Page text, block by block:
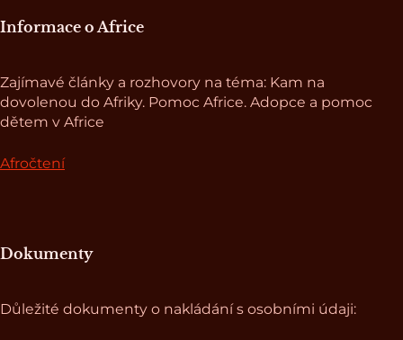
Informace o Africe
Zajímavé články a rozhovory na téma: Kam na
dovolenou do Afriky. Pomoc Africe. Adopce a pomoc
dětem v Africe
Afročtení
Dokumenty
Důležité dokumenty o nakládání s osobními údaji: